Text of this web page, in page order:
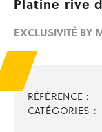
Sécurité au sol
Occasion
TRAVAIL EN
Escalier de
Échelles,
Passerelles,
Platine rive
EXCLUSIVITÉ BY
RÉFÉRENCE :
CATÉGORIES :